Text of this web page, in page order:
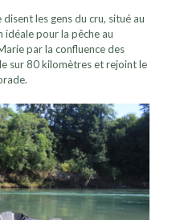
les gens du cru, situé au
pour la pêche au
par la confluence des
sur 80 kilomètres et rejoint le